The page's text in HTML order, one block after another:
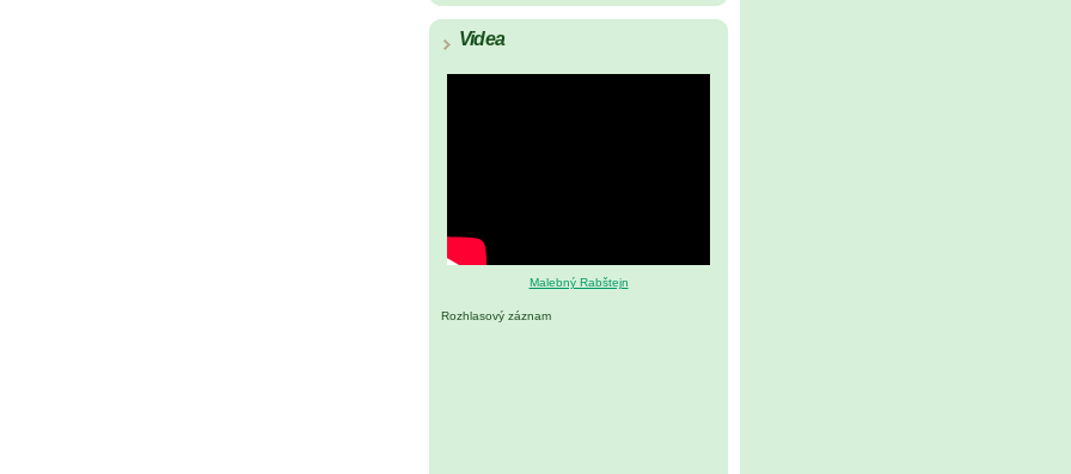
Videa
Malebný Rabštejn
Rozhlasový záznam